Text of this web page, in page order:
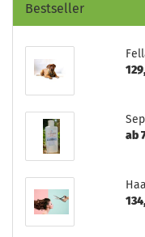
Bestseller
ab